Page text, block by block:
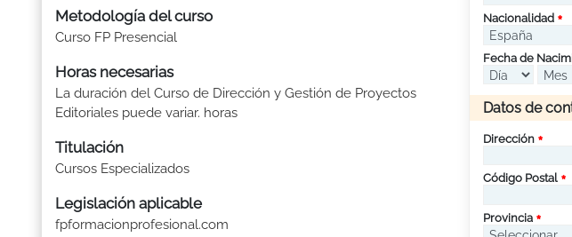
Metodología del curso
Curso FP Presencial
Horas necesarias
La duración del Curso de Dirección y Gestión de Proyectos
Editoriales puede variar. horas
Titulación
Cursos Especializados
Legislación aplicable
fpformacionprofesional.com
Nacionalidad
Fecha de
Datos de
Dirección
Código Postal
Provincia